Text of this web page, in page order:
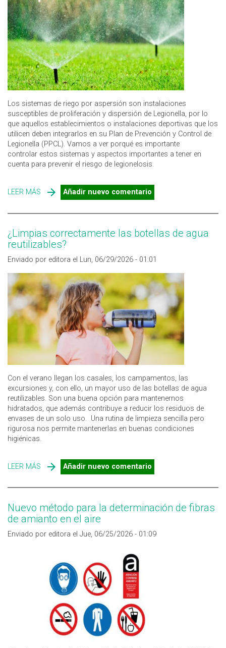
Los sistemas de riego por aspersión son instalaciones
susceptibles de proliferación y dispersión de Legionella, por lo
que aquellos establecimientos o instalaciones deportivas que los
utilicen deben integrarlos en su Plan de Prevención y Control de
Legionella (PPCL). Vamos a ver porqué es importante
controlar estos sistemas y aspectos importantes a tener en
cuenta para prevenir el riesgo de legionelosis.
LEER MÁS SOBRE PREVENIR EL RIESGO DE LEGIONELLA EN
SISTEMAS DE RIEGO POR ASPERSIÓN
Añadir nuevo comentario
¿Limpias correctamente las botellas de agua
reutilizables?
Enviado por editora el Lun, 06/29/2026 - 01:01
Con el verano llegan los casales, los campamentos, las
excursiones y, con ello, un mayor uso de las botellas de agua
reutilizables. Son una buena opción para mantenernos
hidratados, que además contribuye a reducir los residuos de
envases de un solo uso. Una rutina de limpieza sencilla pero
rigurosa nos permite mantenerlas en buenas condiciones
higiénicas.
LEER MÁS SOBRE ¿LIMPIAS CORRECTAMENTE LAS BOTELLAS DE
AGUA REUTILIZABLES?
Añadir nuevo comentario
Nuevo método para la determinación de fibras
de amianto en el aire
Enviado por editora el Jue, 06/25/2026 - 01:09